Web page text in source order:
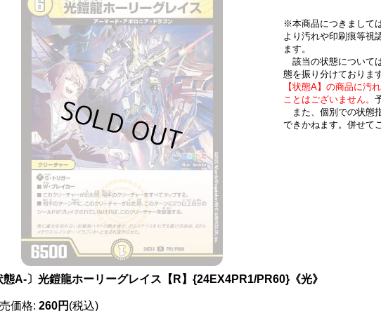
※本商品につきまして
より汚れや印刷痕等視
ます。
該当の状態について
態を振り分けております
【状態A】の商品に汚
ことはございません。
また、個別での状態
できかねます。併せて
態A-〕光鎧龍ホーリーグレイス【R】{24EX4PR1/PR60}《光》
価格: 260円 (税込)